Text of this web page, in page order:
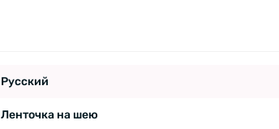
Русский
Ленточка на шею